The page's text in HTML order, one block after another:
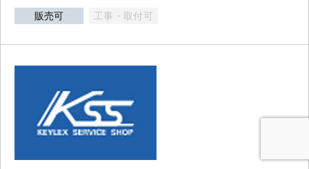
販売可 工事・取付可